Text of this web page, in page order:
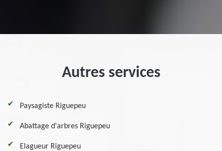
Autres services
Paysagiste Riguepeu
Abattage d'arbres Riguepeu
Elagueur Riguepeu